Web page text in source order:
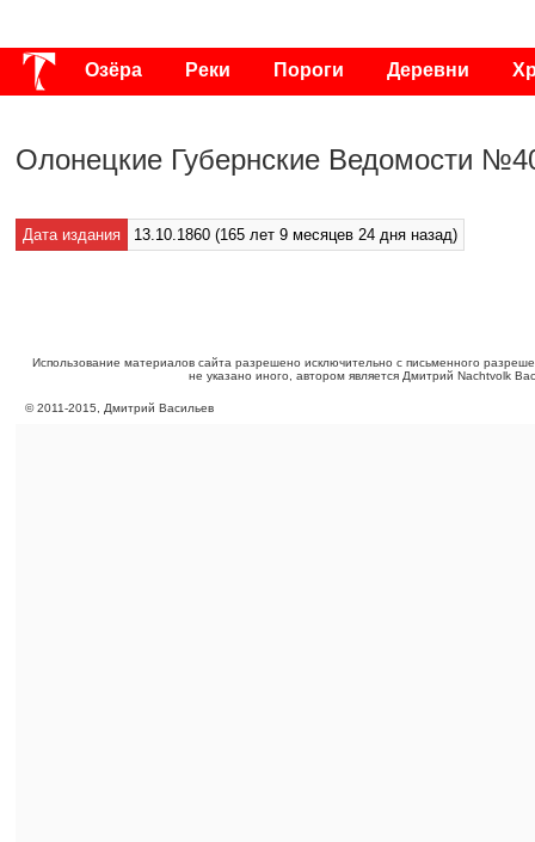
Озёра Реки Пороги Деревни
Олонецкие Губернские Ведомости
Дата издания 13.10.1860 (165 лет 9 месяцев 24 дня назад)
Использование материалов сайта разрешено исключительно с письменного
не указано иного, автором является Дмитрий Nachtvolk
©2011-2015 , Дмитрий Васильев